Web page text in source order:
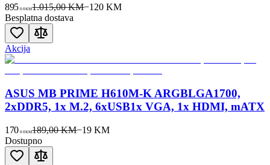
895 00KM1.015,00 KM−120 KM
Besplatna dostava
Akcija
ASUS MB PRIME H610M-K ARGBLGA1700,
2xDDR5, 1x M.2, 6xUSB1x VGA, 1x HDMI, mATX
170 00KM189,00 KM−19 KM
Dostupno